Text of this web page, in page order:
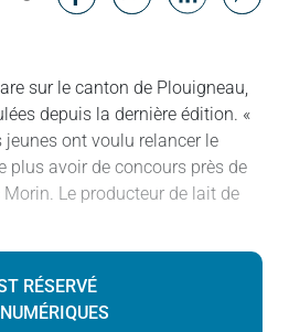
sur le canton de Plouigneau,
depuis la dernière édition. «
jeunes ont voulu relancer le
plus avoir de concours près de
Morin. Le producteur de lait de
RÉSERVÉ